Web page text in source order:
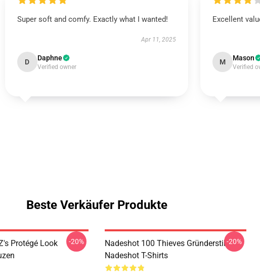
Super soft and comfy. Exactly what I wanted!
Apr 11, 2025
D Daphne
Verified owner
Excellent
M Mason
Verified
Beste Verkäufer Produkte
Protégé Look
-20%
Nadeshot 100 Thieves Gründerstil
Nadeshot T-Shirts
-20%